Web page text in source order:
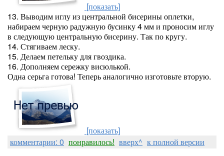
[показать]
13. Выводим иглу из центральной бисерины оплетки,
набираем черную радужную бусинку 4 мм и проносим иглу
в следующую центральную бисерину. Так по кругу.
14. Стягиваем леску.
15. Делаем петельку для гвоздика.
16. Дополняем сережку висюлькой.
Одна серьга готова! Теперь аналогично изготовьте вторую.
[показать]
комментарии: 0 понравилось! вверх^ к полной версии